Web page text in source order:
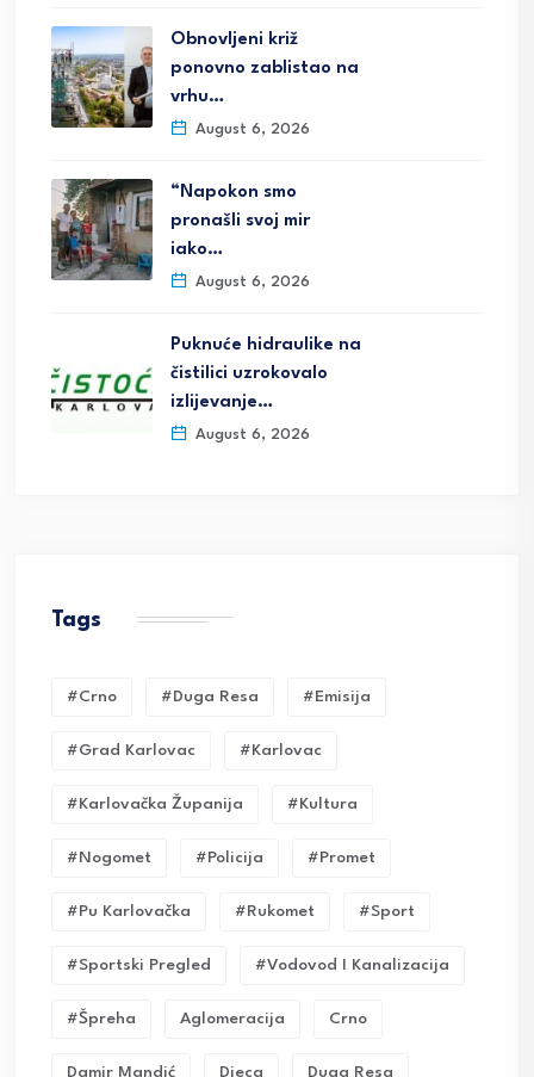
Obnovljeni križ
ponovno zablistao na
vrhu…
August 6, 2026
“Napokon smo
pronašli svoj mir
iako…
August 6, 2026
Puknuće hidraulike na
čistilici uzrokovalo
izlijevanje…
August 6, 2026
Tags
#crno #duga Resa #emisija
#grad Karlovac #karlovac
#karlovačka Županija #kultura
#nogomet #policija #promet
#pu Karlovačka #rukomet #sport
#sportski Pregled #vodovod I Kanalizacija
#Špreha Aglomeracija Crno
Damir Mandić Djeca Duga Resa